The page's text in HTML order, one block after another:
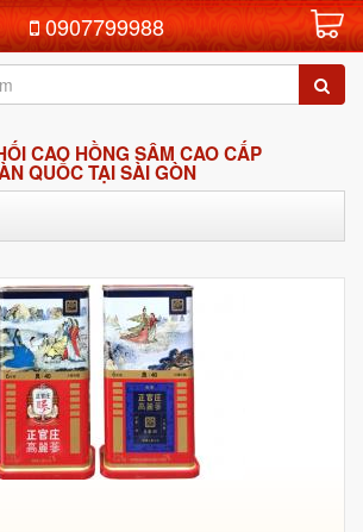
0907799988
CAO HỒNG SÂM CAO CẤP
QUỐC TẠI SÀI GÒN